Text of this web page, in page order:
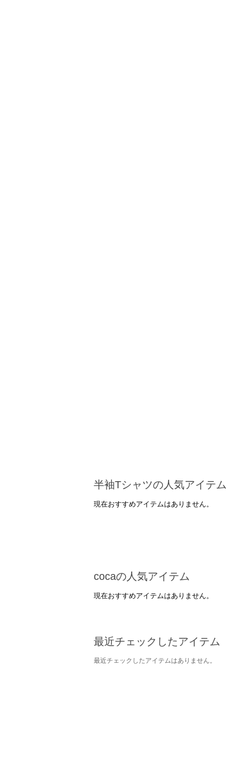
半袖Tシャツの人気アイテム
現在おすすめアイテムはありません。
cocaの人気アイテム
現在おすすめアイテムはありません。
最近チェックしたアイテム
最近チェックしたアイテムはありません。